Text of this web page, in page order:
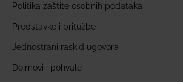
Politika zaštite osobnih podataka
Predstavke i pritužbe
Jednostrani raskid ugovora
Dojmovi i pohvale